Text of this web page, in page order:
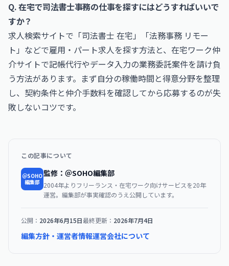
Q. 在宅で司法書士事務の仕事を探すにはどうすればいいで
すか？
求人検索サイトで「司法書士 在宅」「法務事務 リモー
ト」などで雇用・パート求人を探す方法と、在宅ワーク仲
介サイトで記帳代行やデータ入力の業務委託案件を請け負
う方法があります。まず自分の稼働時間と得意分野を整理
し、契約条件と仲介手数料を確認してから応募するのが失
敗しないコツです。
この記事について
＠SOHO
編集部
監修：＠SOHO編集部
2004年よりフリーランス・在宅ワーク向けサービスを20年
運営。編集部が事実確認のうえ公開しています。
公開： 2026年6月15日最終更新： 2026年7月4日
編集方針・運営者情報運営会社について